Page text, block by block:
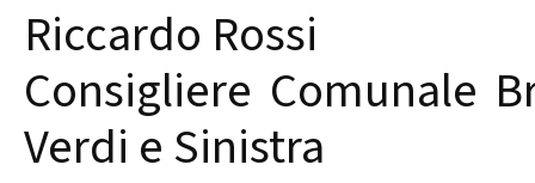
Riccardo Rossi
Consigliere Comunale
Verdi e Sinistra